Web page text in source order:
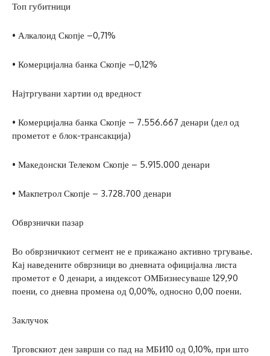
Топ губитници
• Алкалоид Скопје –0,71%
• Комерцијална банка Скопје –0,12%
Најтргувани хартии од вредност
• Комерцијална банка Скопје – 7.556.667 денари (дел од
прометот е блок-трансакција)
• Македонски Телеком Скопје – 5.915.000 денари
• Макпетрол Скопје – 3.728.700 денари
Обврзнички пазар
Во обврзничкиот сегмент не е прикажано активно тргување.
Кај наведените обврзници во дневната официјална листа
прометот е 0 денари, а индексот ОМБизнесуваше 129,90
поени, со дневна промена од 0,00%, односно 0,00 поени.
Заклучок
Трговскиот ден заврши со пад на МБИ10 од 0,10%, при што